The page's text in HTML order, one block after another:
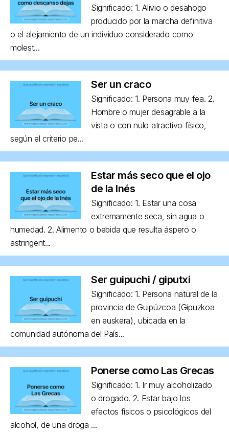
Significado: 1. Alivio o desahogo
producido por la marcha definitiva
o el alejamiento de un individuo considerado como
molest...
Ser un craco
Significado: 1. Persona muy fea. 2.
Hombre o mujer desagrable a la
vista o con nulo atractivo físico,
según el criterio pe...
Estar más seco que el ojo
de la Inés
Significado: 1. Estar una cosa
extremamente seca, sin agua o
humedad. 2. Alimento o bebida que resulta áspero o
astringent...
Ser guipuchi / giputxi
Significado: 1. Persona natural de la
provincia de Guipúzcoa (Gipuzkoa
en euskera), ubicada en la
comunidad autónoma del País...
Ponerse como Las Grecas
Significado: 1. Ir muy alcoholizado
o drogado. 2. Estar bajo los
efectos físicos o psicológicos del
alcohol, de una droga ...